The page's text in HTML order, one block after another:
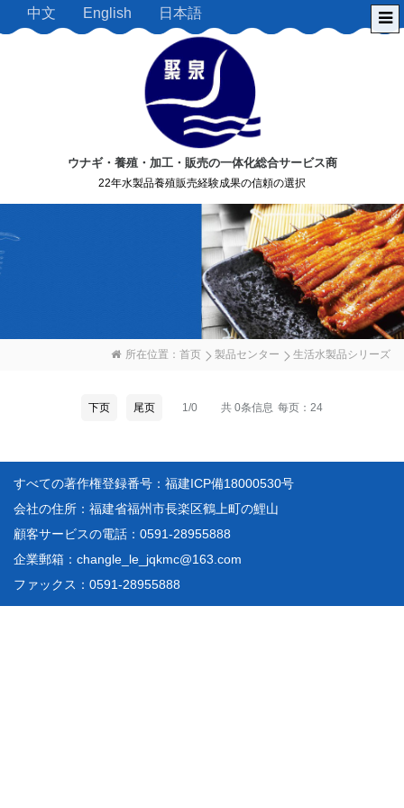
中文 English 日本語
ウナギ・養殖・加工・販売の一体化総合サービス商
22年水製品養殖販売経験成果の信頼の選択
所在位置： 首页 製品センター 生活水製品シリーズ
下页 尾页 1/0 每页：24
共 0条信息
すべての著作権登録番号：福建ICP備18000530号
会社の住所：福建省福州市長楽区鶴上町の鯉山
顧客サービスの電話：0591-28955888
企業郵箱：changle_le_jqkmc@163.com
ファックス：0591-28955888